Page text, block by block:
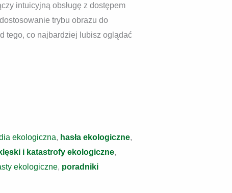
intuicyjną obsługę z dostępem
trybu obrazu do
tego, co najbardziej lubisz oglądać
ekologiczna, hasła ekologiczne,
klęski i katastrofy ekologiczne,
ekologiczne, poradniki